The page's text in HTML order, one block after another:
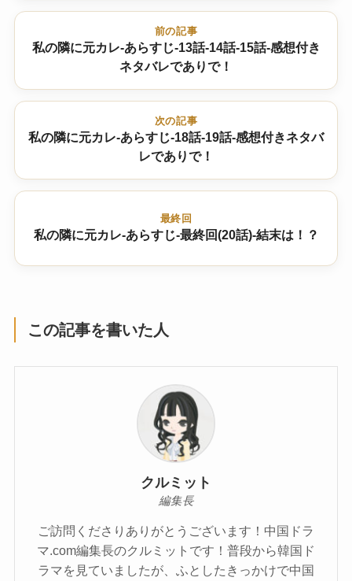
前の記事
私の隣に元カレ-あらすじ-13話-14話-15話-感想付き
ネタバレでありで！
次の記事
私の隣に元カレ-あらすじ-18話-19話-感想付きネタバ
レでありで！
最終回
私の隣に元カレ-あらすじ-最終回(20話)-結末は！？
この記事を書いた人
クルミット
編集長
ご訪問くださりありがとうございます！中国ドラ
マ.com編集長のクルミットです！普段から韓国ド
ラマを見ていましたが、ふとしたきっかけで中国